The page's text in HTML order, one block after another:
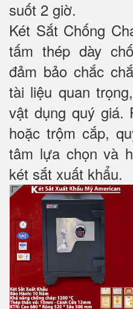
suốt 2 giờ.
Két Sắt Chống
tấm thép dày
đảm bảo chắc
tài liệu quan
vật dụng quý giá.
hoặc trộm cắp,
tâm lựa chọn và
két sắt xuất khẩu.